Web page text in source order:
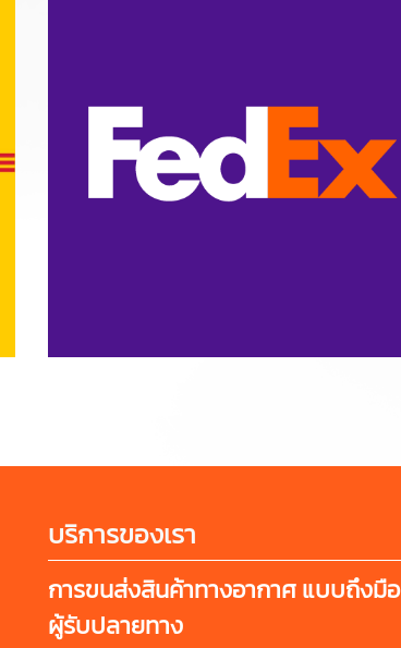
บริการของเรา
การขนส่งสินค้าทางอากาศ แบบถึงมือ
ผู้รับปลายทาง